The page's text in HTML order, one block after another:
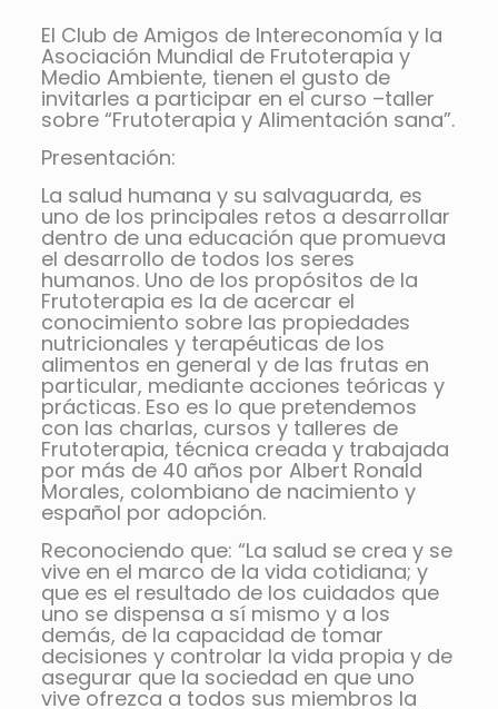
El Club de Amigos de Intereconomía y la
Asociación Mundial de Frutoterapia y
Medio Ambiente, tienen el gusto de
invitarles a participar en el curso –taller
sobre “Frutoterapia y Alimentación sana”.
Presentación:
La salud humana y su salvaguarda, es
uno de los principales retos a desarrollar
dentro de una educación que promueva
el desarrollo de todos los seres
humanos. Uno de los propósitos de la
Frutoterapia es la de acercar el
conocimiento sobre las propiedades
nutricionales y terapéuticas de los
alimentos en general y de las frutas en
particular, mediante acciones teóricas y
prácticas. Eso es lo que pretendemos
con las charlas, cursos y talleres de
Frutoterapia, técnica creada y trabajada
por más de 40 años por Albert Ronald
Morales, colombiano de nacimiento y
español por adopción.
Reconociendo que: “La salud se crea y se
vive en el marco de la vida cotidiana; y
que es el resultado de los cuidados que
uno se dispensa a sí mismo y a los
demás, de la capacidad de tomar
decisiones y controlar la vida propia y de
asegurar que la sociedad en que uno
vive ofrezca a todos sus miembros la